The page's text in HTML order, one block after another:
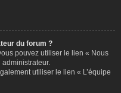
du forum ?
pouvez utiliser le lien « Nous
utiliser le lien « L’équipe